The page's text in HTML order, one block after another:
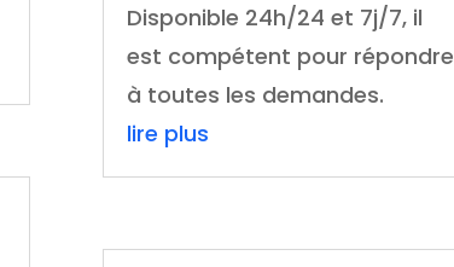
Disponible 24h/24 et 7j/7, il
est compétent pour répondre
à toutes les demandes.
lire plus